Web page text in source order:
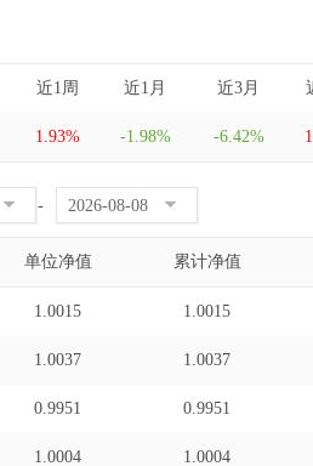
近1周 近1月 近3月
1.93% -1.98% -6.42%
-
单位净值 累计净值
1.0015 1.0015
1.0037 1.0037
0.9951 0.9951
1.0004 1.0004